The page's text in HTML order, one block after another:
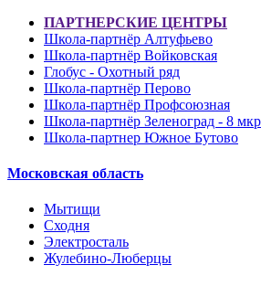
ПАРТНЕРСКИЕ ЦЕНТРЫ
Школа-партнёр Алтуфьево
Школа-партнёр Войковская
Глобус - Охотный ряд
Школа-партнёр Перово
Школа-партнёр Профсоюзная
Школа-партнёр Зеленоград - 8
Школа-партнер Южное Бутово
Московская область
Мытищи
Сходня
Электросталь
Жулебино-Люберцы